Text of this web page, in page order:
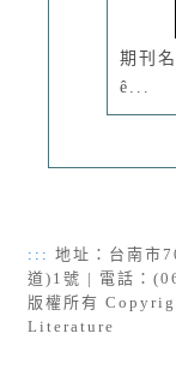
期刊
ê...
::: 地址：台南市
道)1號 | 電話：
版權所有
Literature